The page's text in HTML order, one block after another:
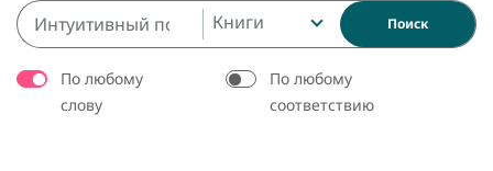
Книги Поиск
По любому
слову
По любому
соответствию